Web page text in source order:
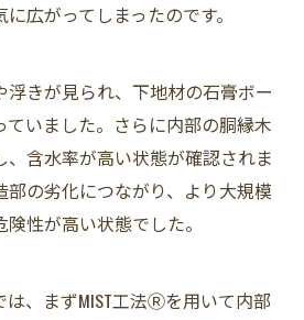
広がってしまったのです。
きが見られ、下地材の石膏ボー
ていました。さらに内部の胴縁木
含水率が高い状態が確認されま
部の劣化につながり、より大規模
性が高い状態でした。
は、まずMIST工法Ⓡを用いて内部